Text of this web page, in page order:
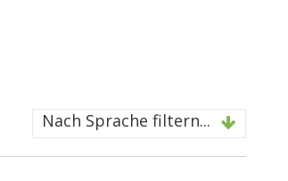
Nach Sprache filtern...